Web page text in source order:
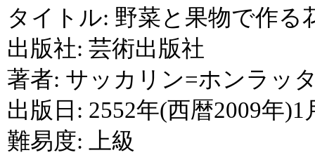
タイトル: 野菜と果物で作る
出版社: 芸術出版社
著者: サッカリン=ホンラッ
出版日: 2552年(西暦2009年)1
難易度: 上級